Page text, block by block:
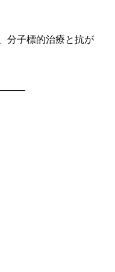
分子標的治療と抗が